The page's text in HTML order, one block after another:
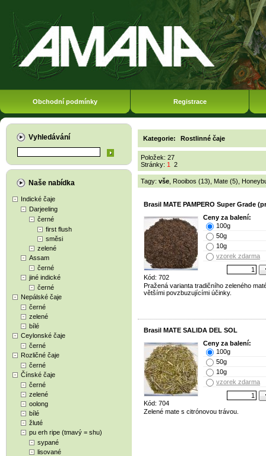
Obchodní podmínky Registrace
Vyhledávání
Naše nabídka
Indické čaje
Darjeeling
černé
first flush
směsi
zelené
Assam
černé
jiné indické
černé
Nepálské čaje
černé
zelené
bílé
Ceylonské čaje
černé
Rozličné čaje
černé
Čínské čaje
černé
zelené
oolong
bílé
žluté
pu erh ripe (tmavý = shu)
sypané
lisované
Kategorie: Rostlinné čaje
Položek: 27
Stránky: 1 2
Tagy: vše Rooibos (13) Mate (5)
Brasil MATE PAMPERO Super Grade
Kód: 702
Ceny za balení:
100g
50g
10g
vzorek zdarma
Pražená varianta tradičního zeleného
většími povzbuzujícími účinky.
Brasil MATE SALIDA DEL SOL
Kód: 704
Ceny za balení:
100g
50g
10g
vzorek zdarma
Zelené mate s citrónovou trávou.